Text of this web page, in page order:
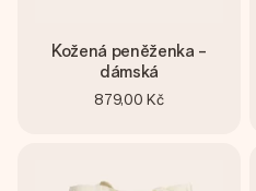
Kožená peněženka -
dámská
879,00 Kč